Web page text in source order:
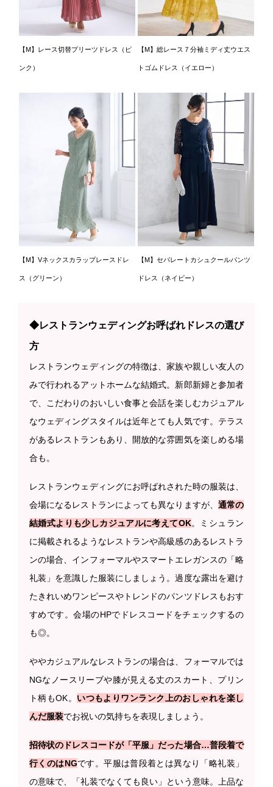
【M】レース切替プリーツドレス（ピ
ンク）
【M】総レース７分袖ミディ丈ウエス
トゴムドレス（イエロー）
【M】Vネックスカラップレースドレ
ス（グリーン）
【M】セパレートカシュクールパンツ
ドレス（ネイビー）
◆レストランウェディングお呼ばれドレスの選び
方
レストランウェディングの特徴は、家族や親しい友人の
みで行われるアットホームな結婚式。新郎新婦と参加者
で、こだわりのおいしい食事と会話を楽しむカジュアル
なウェディングスタイルは近年とても人気です。テラス
があるレストランもあり、開放的な雰囲気を楽しめる場
合も。
レストランウェディングにお呼ばれされた時の服装は、
会場になるレストランによっても異なりますが、 通常の
結婚式よりも少しカジュアルに考えてOK。ミシュラン
に掲載されるようなレストランや高級感のあるレストラ
ンの場合、インフォーマルやスマートエレガンスの「略
礼装」を意識した服装にしましょう。過度な露出を避け
たきれいめワンピースやトレンドのパンツドレスもおす
すめです。会場のHPでドレスコードをチェックするの
も◎。
ややカジュアルなレストランの場合は、フォーマルでは
NGなノースリーブや膝が見える丈のスカート、プリン
ト柄もOK。 いつもよりワンランク上のおしゃれを楽し
んだ服装でお祝いの気持ちを表現しましょう。
招待状のドレスコードが「平服」だった場合…普段着で
行くのはNGです。平服は普段着とは異なり「略礼装」
の意味で、「礼装でなくても良い」という意味。上品な